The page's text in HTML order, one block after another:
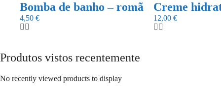
Bomba de banho – romã
4,50 €
Creme
12,00 €
Produtos vistos recentemente
No recently viewed products to display